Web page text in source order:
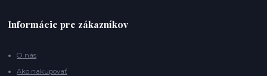
Informácie pre zákazníkov
O nás
Ako nakupovať